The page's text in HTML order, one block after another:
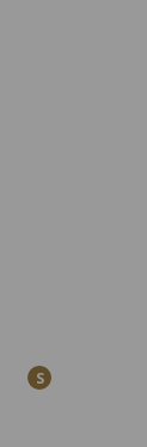
S